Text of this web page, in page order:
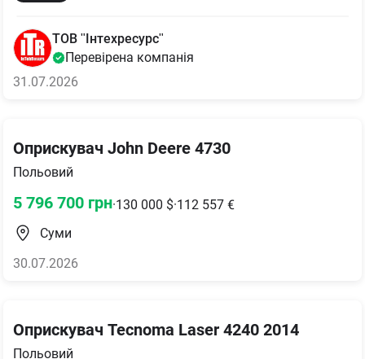
ТОВ "Інтехресурс"
Перевірена компанія
31.07.2026
Оприскувач John Deere 4730
Польовий
5 796 700 грн·130 000 $·112 557 €
Суми
30.07.2026
Оприскувач Tecnoma Laser 4240 2014
Польовий